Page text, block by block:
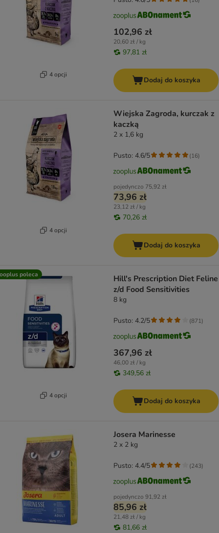
4 opcji
102,96 zł
20,60 zł / kg
97,81 zł
Dodaj do koszyka
4 opcji
Wiejska Zagroda, kurczak z
kaczką
2 x 1,6 kg
pojedynczo 75,92 zł
73,96 zł
23,12 zł / kg
70,26 zł
Pusto: 4.6/5 (16)
Dodaj do koszyka
poleca
4 opcji
Hill's Prescription Diet Feline
z/d Food Sensitivities
8 kg
367,96 zł
46,00 zł / kg
349,56 zł
Pusto: 4.2/5 (871)
Dodaj do koszyka
Josera Marinesse
2 x 2 kg
pojedynczo 91,92 zł
85,96 zł
21,48 zł / kg
81,66 zł
Pusto: 4.4/5 (243)